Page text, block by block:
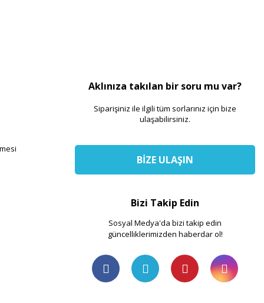
Aklınıza takılan bir soru mu var?
Siparişiniz ile ilgili tüm sorlarınız için bize
ulaşabilirsiniz.
BİZE ULAŞIN
Bizi Takip Edin
Sosyal Medya'da bizi takip edin
güncelliklerimizden haberdar ol!